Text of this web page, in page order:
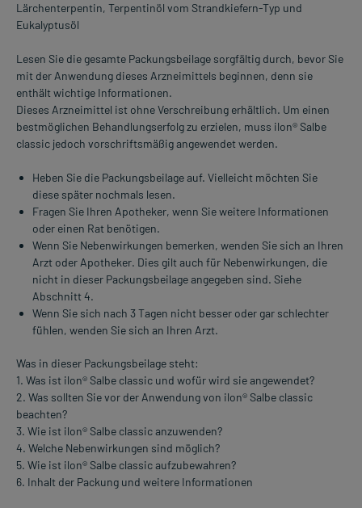
Lärchenterpentin, Terpentinöl vom Strandkiefern-Typ und
Eukalyptusöl
Lesen Sie die gesamte Packungsbeilage sorgfältig durch, bevor Sie
mit der Anwendung dieses Arzneimittels beginnen, denn sie
enthält wichtige Informationen.
Dieses Arzneimittel ist ohne Verschreibung erhältlich. Um einen
bestmöglichen Behandlungserfolg zu erzielen, muss ilon® Salbe
classic jedoch vorschriftsmäßig angewendet werden.
Heben Sie die Packungsbeilage auf. Vielleicht möchten Sie
diese später nochmals lesen.
Fragen Sie Ihren Apotheker, wenn Sie weitere Informationen
oder einen Rat benötigen.
Wenn Sie Nebenwirkungen bemerken, wenden Sie sich an Ihren
Arzt oder Apotheker. Dies gilt auch für Nebenwirkungen, die
nicht in dieser Packungsbeilage angegeben sind. Siehe
Abschnitt 4.
Wenn Sie sich nach 3 Tagen nicht besser oder gar schlechter
fühlen, wenden Sie sich an Ihren Arzt.
Was in dieser Packungsbeilage steht:
1. Was ist ilon® Salbe classic und wofür wird sie angewendet?
2. Was sollten Sie vor der Anwendung von ilon® Salbe classic
beachten?
3. Wie ist ilon® Salbe classic anzuwenden?
4. Welche Nebenwirkungen sind möglich?
5. Wie ist ilon® Salbe classic aufzubewahren?
6. Inhalt der Packung und weitere Informationen